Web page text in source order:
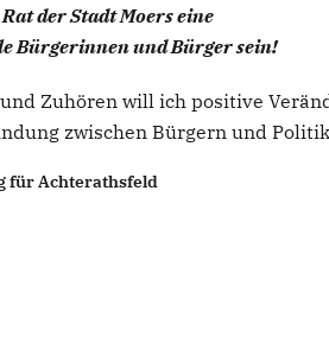
der Stadt Moers eine
Bürgerinnen und Bürger sein!
Zuhören will ich positive
zwischen Bürgern und
für Achterathsfeld